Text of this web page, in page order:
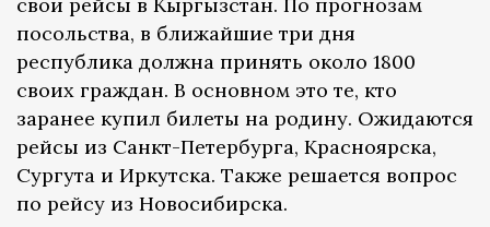
свои рейсы в Кыргызстан. По прогнозам
посольства, в ближайшие три дня
республика должна принять около 1800
своих граждан. В основном это те, кто
заранее купил билеты на родину. Ожидаются
рейсы из Санкт-Петербурга, Красноярска,
Сургута и Иркутска. Также решается вопрос
по рейсу из Новосибирска.